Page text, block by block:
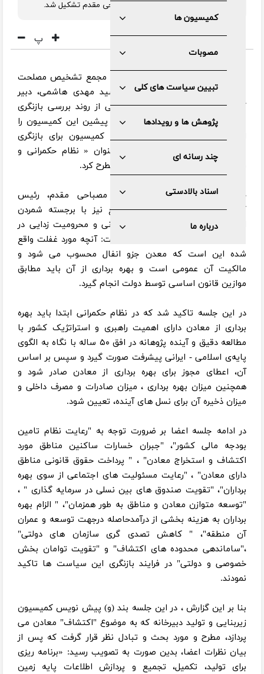
کمیسیون ها
مصوبات
تبیین سیاست های کلی
پژوهش ها و رویدادها
چند رسانه ای
اسناد بالادستی
درباره ما
الاسلام و المسلمین دکتر غلامرضا مصباحی مقدم تشکیل شد.
پ
به گزارش مرکز رسانه و روابط عمومی مجمع تشخیص مصلحت
نظام، در ابتدای این جلسه دکتر سید مهدی هاشمی، دبیر
کمیسیون زیربنایی و تولیدی، گزارشی از روند بررسی بازنگری
سیاست های کلی معدن در جلسات پیشین این کمیسیون را
ارائه کرد و سپس پیشنهادات این کمیسیون برای بازنگری
سیاست های کلی معدن در ذیل عنوان « نظام حکمرانی و
راهبری معدن» مصوب سال ۱۳۷۹، را مطرح کرد.
حجت الاسلام و المسلمین دکتر مصباحی مقدم، رئیس
کمیسیون زیربنایی و تولیدی مجمع نیز با برجسته شمردن
اهمیت موضوع توسعه، عمران، آبادانی و محرومیت زدایی در
مناطقی که دارای معادن هستند، گفت: آنچه مورد غفلت واقع
شده این است که معدن جزو انفال محسوب می شود و
مالکیت آن عمومی است و بهره برداری از آن باید مطابق
موازین قانون اساسی توسط دولت انجام گیرد.
در این جلسه تاکید شد که در نظام حکمرانی ابتدا باید بهره
برداری از معادن دارای اهمیت راهبری و استراتژیک کشور با
مطالعه دقیق و آینده پژوهانه در افق ۵۰ ساله با نگاه به الگوی
پایه‌ی اسلامی - ایرانی پیشرفت صورت گیرد و سپس بر اساس
آن، اعطای مجوز برای بهره برداری از معادن صادر شود و
همچنین میزان بهره برداری ، میزان صادرات و مصرف داخلی و
میزان ذخیره آن برای نسل های آینده، تعیین شود.
در ادامه جلسه اعضا بر ضرورت توجه به "رعایت نظام تامین
بودجه مالی کشور"، "جبران خسارات ساکنین مناطق مورد
اکتشاف و استخراج معادن" ، " پرداخت حقوق قانونی مناطق
دارای معادن" ، "رعایت مسئولیت های اجتماعی از سوی بهره
برداران"، "تقویت صندوق های بین نسلی در سرمایه گذاری " ،
"توسعه متوازن معادن و مناطق به طور همزمان"، " الزام بهره
برداران به هزینه بخشی از درآمدحاصله درجهت توسعه و عمران
آن منطقه"، " کاهش تصدی گری سازمان های دولتی"
،"ساماندهی محدوده های اکتشاف" و "تقویت توامان بخش
خصوصی و دولتی" در فرایند بازنگری این سیاست ها تاکید
نمودند.
بنا بر این گزارش ، در این جلسه بند (و) پیش نویس کمیسیون
زیربنایی و تولید دبیرخانه که به موضوع "اکتشاف" معادن می
پردازد، مطرح و مورد بحث و تبادل نظر قرار گرفت که پس از
بیان نظرات اعضا، بدین صورت به تصویب رسید: «برنامه ریزی
برای تولید، تکمیل، تجمیع و پردازش اطلاعات پایه زمین